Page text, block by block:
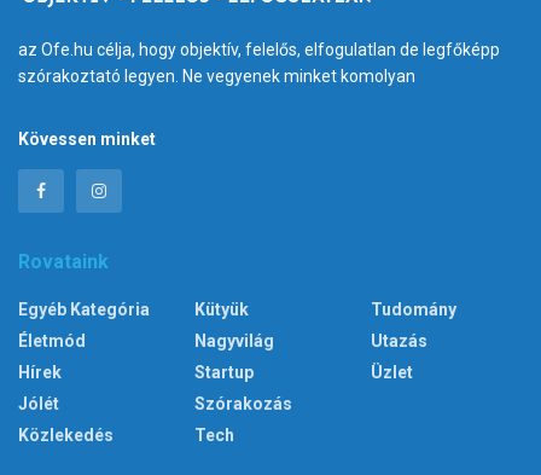
az Ofe.hu célja, hogy objektív, felelős, elfogulatlan de legfőképp
szórakoztató legyen. Ne vegyenek minket komolyan
Kövessen minket
Rovataink
Egyéb Kategória
Életmód
Hírek
Jólét
Közlekedés
Kütyük
Nagyvilág
Startup
Szórakozás
Tech
Tudomány
Utazás
Üzlet